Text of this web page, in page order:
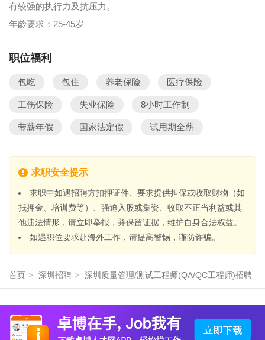
有较强的执行力及抗压力。
年龄要求：25-45岁
职位福利
包吃 包住 养老保险 医疗保险
工伤保险 失业保险 8小时工作制
带薪年假 国家法定假 试用期全薪
求职安全提示
求职中如遇招聘方扣押证件、要求提供担保或收取财物（如
抵押金、培训费等）、强迫入股或集资、收取不正当利益或其
他违法情形，请立即举报，并保留证据，维护自身合法权益。
如遇职位要求赴海外工作，请提高警惕，谨防诈骗。
首页 > 深圳招聘 > 深圳质量管理/测试工程师(QA/QC工程师)招聘